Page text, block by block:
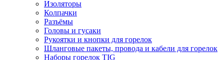
Изоляторы
Колпачки
Разъёмы
Головы и гусаки
Рукоятки и кнопки для горелок
Шланговые пакеты, провода и кабели для горелок
Наборы горелок TIG